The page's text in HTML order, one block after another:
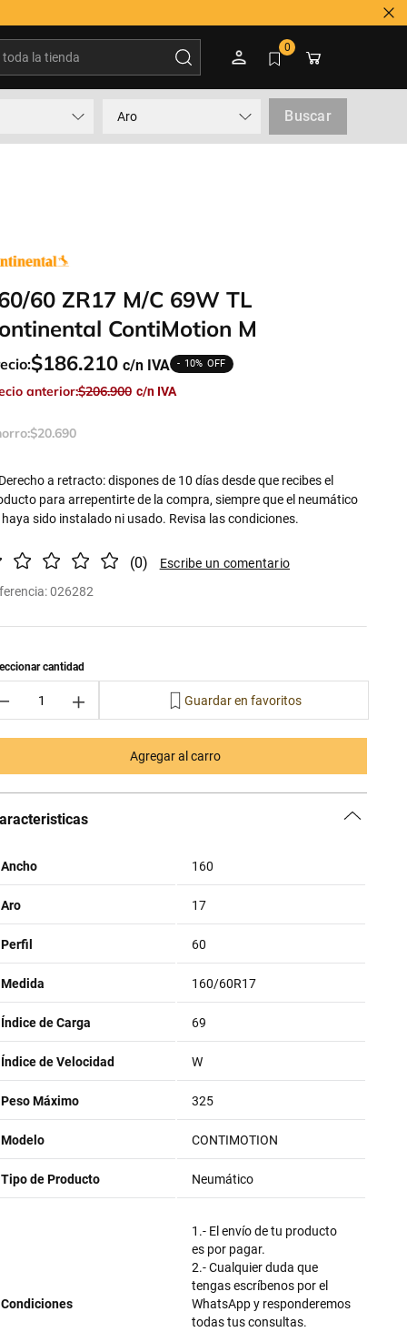
0
Aro Buscar
60 ZR17 M/C 69W TL
ContiMotion M
$186.210 10%
anterior:$206.900
$20.690
a retracto: dispones de 10 días desde que recibes el
para arrepentirte de la compra, siempre que el neumático
sido instalado ni usado. Revisa las condiciones.
(0)
:026282
＋
Agregar al carro
Ancho 160
Aro 17
Perfil 60
Medida 160/60R17
Índice de Carga 69
Índice de Velocidad W
Peso Máximo 325
Modelo CONTIMOTION
Tipo de Producto Neumático
Condiciones
1.- El envío de tu producto
es por pagar.
2.- Cualquier duda que
tengas escríbenos por el
WhatsApp y responderemos
todas tus consultas.